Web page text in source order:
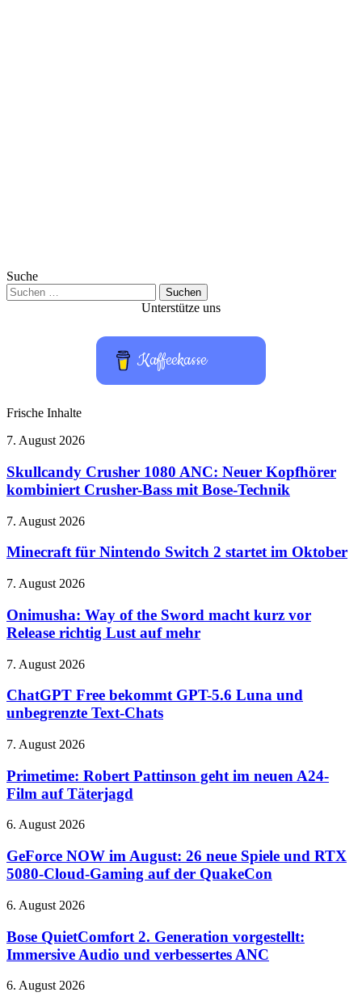
Suche
Suchen
nach:
Unterstütze uns
Kaffeekasse
Frische Inhalte
Skullcandy
1080
ANC:
Neuer
kombiniert
Bass
Bose-
7. August 2026
Skullcandy Crusher 1080 ANC: Neuer Kopfhörer
kombiniert Crusher-Bass mit Bose-Technik
Minecraft
Nintendo
2
startet
im
Oktober
7. August 2026
Minecraft für Nintendo Switch 2 startet im Oktober
Onimusha:
of
the
Sword
kurz
Release
richtig
auf
7. August 2026
Onimusha: Way of the Sword macht kurz vor
Release richtig Lust auf mehr
ChatGPT
bekommt
GPT-
5.6
und
Text-
Chats
7. August 2026
ChatGPT Free bekommt GPT-5.6 Luna und
unbegrenzte Text-Chats
Primetime:
Pattinson
geht
im
A24-
auf
Täterjagd
7. August 2026
Primetime: Robert Pattinson geht im neuen A24-
Film auf Täterjagd
GeForce
im
August:
26
Spiele
RTX
5080-
Gaming
6. August 2026
GeForce NOW im August: 26 neue Spiele und RTX
5080-Cloud-Gaming auf der QuakeCon
Bose
2.
Generation
vorgestellt:
Audio
6. August 2026
Bose QuietComfort 2. Generation vorgestellt:
Immersive Audio und verbessertes ANC
Erster
6. August 2026